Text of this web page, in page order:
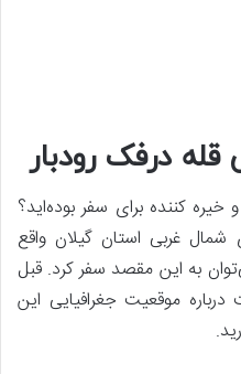
درفک رودبار
خیره کننده برای سفر بوده‌اید؟
100 کیلومتری شمال غربی استان گیلان واقع
به این مقصد سفر کرد. قبل
موقعیت جغرافیایی این